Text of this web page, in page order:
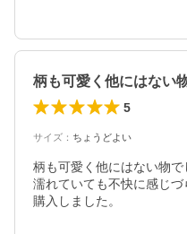
5
サイズ ： ちょうどよい
柄も可愛く他にはない物で
濡れていても不快に感じ
購入しました。